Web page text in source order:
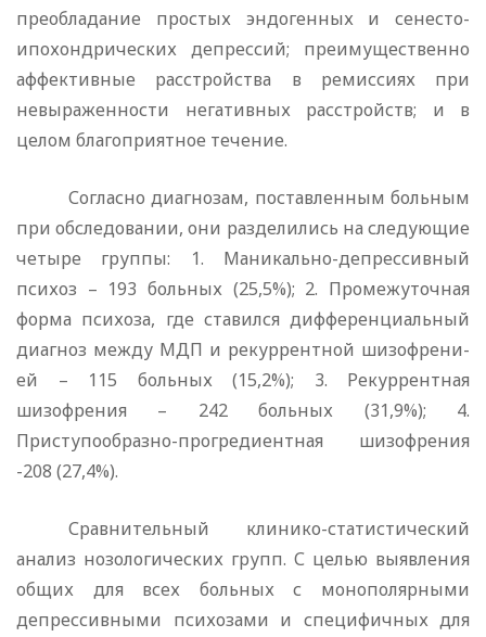
преобладание простых эндогенных и сенесто-
ипохондрических депрессий; преимущественно
аффективные рас­стройства в ремиссиях при
невыраженности негативных рас­стройств; и в
целом благоприятное течение.
Согласно диагнозам, поставленным больным
при обследо­вании, они разделились на следующие
четыре группы: 1. Ма­никально-депрессивный
психоз – 193 больных (25,5%); 2. Промежуточная
форма психоза, где ставился дифферен­циальный
диагноз между МДП и рекуррентной шизофрени­
ей – 115 больных (15,2%); 3. Рекуррентная
шизофрения – 242 больных (31,9%); 4.
Приступообразно-прогредиентная шизофрения
-208 (27,4%).
Сравнительный клинико-статистический
анализ нозологи­ческих групп. С целью выявления
общих для всех больных с монополярными
депрессивными психозами и специфичных для